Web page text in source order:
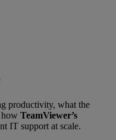
productivity, what the
how TeamViewer’s
IT support at scale.